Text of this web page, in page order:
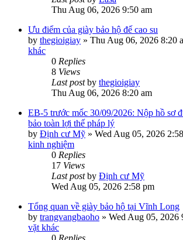
Thu Aug 06, 2026 9:50 am
Ưu điểm của giày bảo hộ đế cao su
by thegioigiay » Thu Aug 06, 2026 8:20
khác
0 Replies
8 Views
Last postby thegioigiay
Thu Aug 06, 2026 8:20 am
EB-5 trước mốc 30/09/2026: Nộp hồ sơ
bảo toàn lợi thế pháp lý
by Định cư Mỹ » Wed Aug 05, 2026
kinh nghiệm
0 Replies
17 Views
Last postby Định cư Mỹ
Wed Aug 05, 2026 2:58 pm
Tổng quan về giày bảo hộ tại Vĩnh Long
by trangvangbaoho » Wed Aug 05, 2026
vặt khác
0 Replies